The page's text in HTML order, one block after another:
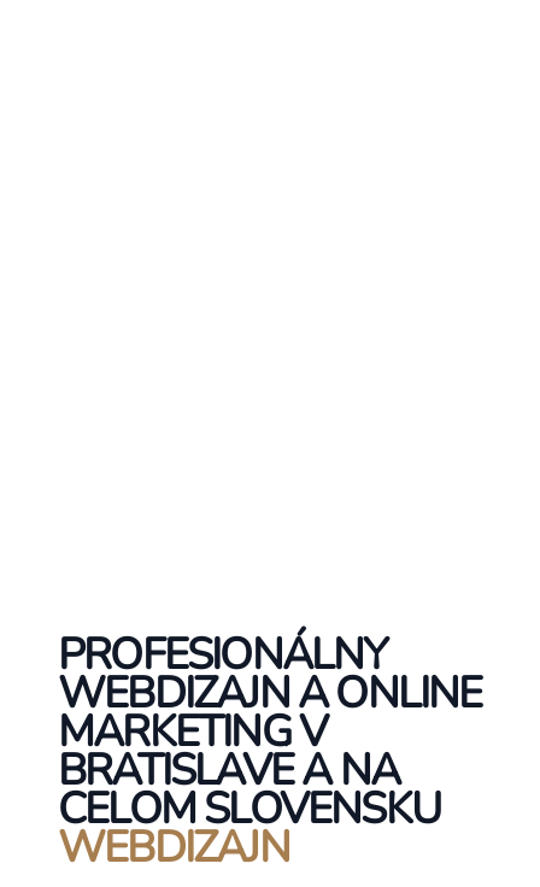
PROFESIONÁLNY
WEBDIZAJN A ONLINE
MARKETING V
BRATISLAVE A NA
CELOM SLOVENSKU
WEBDIZAJN